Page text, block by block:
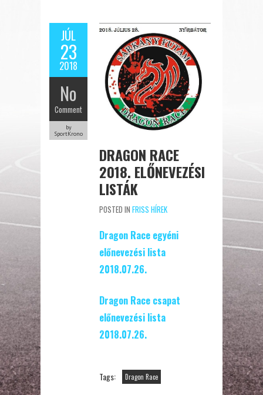
JÚL
23
2018
No
Comment
by
SportKrono
DRAGON RACE
2018. ELŐNEVEZÉSI
LISTÁK
POSTED IN FRISS HÍREK
Dragon Race egyéni
előnevezési lista
2018.07.26.
Dragon Race csapat
előnevezési lista
2018.07.26.
Tags: Dragon Race